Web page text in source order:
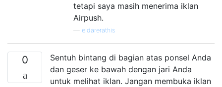
tetapi saya masih menerima iklan
Airpush.
eldarerathis
0
Sentuh bintang di bagian atas ponsel Anda
dan geser ke bawah dengan jari Anda
untuk melihat iklan. Jangan membuka iklan